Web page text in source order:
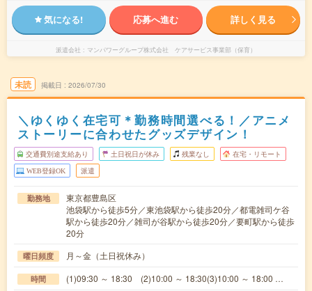
気になる! 応募へ進む 詳しく見る
派遣会社 マンパワーグループ株式会社 ケアサービス事業部（保育）
未読 掲載日 2026/07/30
＼ゆくゆく在宅可＊勤務時間選べる！／アニメ
ストーリーに合わせたグッズデザイン！
交通費別途支給あり 土日祝日が休み 残業なし 在宅・リモート
WEB登録OK 派遣
勤務地
東京都豊島区
池袋駅から徒歩5分／東池袋駅から徒歩20分／都電雑司ケ谷
駅から徒歩20分／雑司が谷駅から徒歩20分／要町駅から徒歩
20分
曜日頻度 月～金（土日祝休み）
時間 (1)09:30 ～ 18:30 (2)10:00 ～ 18:30(3)10:00 ～ 18:00 …